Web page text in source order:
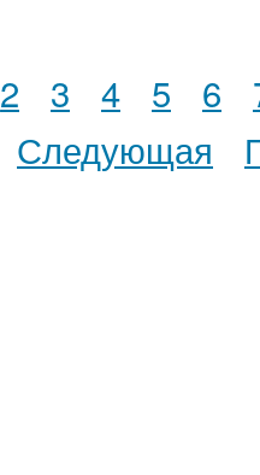
2 3 4 5 6
Следующая